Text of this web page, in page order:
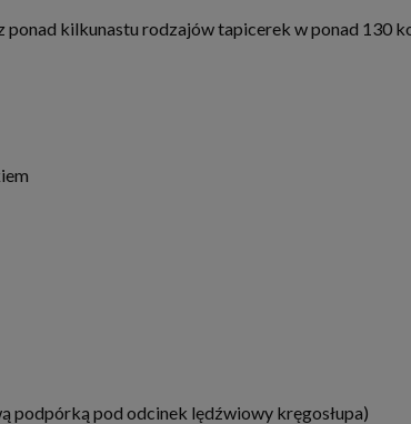
kilkunastu rodzajów tapicerek w ponad 130
podpórką pod odcinek lędźwiowy kręgosłupa)